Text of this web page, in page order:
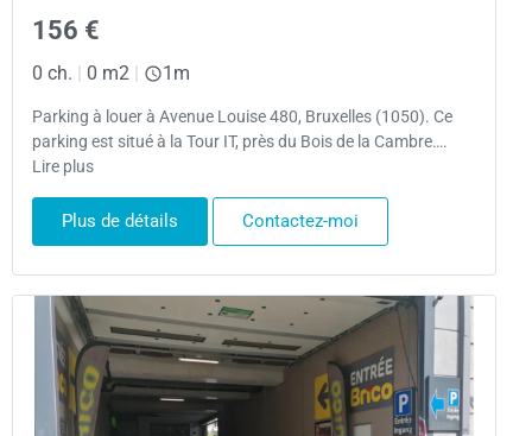
156 €
0 ch. | 0 m2 | 1m
Parking à louer à Avenue Louise 480, Bruxelles (1050). Ce
parking est situé à la Tour IT, près du Bois de la Cambre….
Lire plus
Plus de détails Contactez-moi